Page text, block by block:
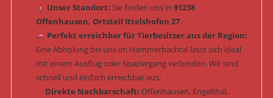
Unser Standort: Sie finden uns in 91238
Offenhausen, Ortsteil Ittelshofen 27.
Perfekt erreichbar für Tierbesitzer aus der Region:
Eine Abholung bei uns im Hammerbachtal lässt sich ideal
mit einem Ausflug oder Spaziergang verbinden. Wir sind
schnell und einfach erreichbar aus:
Direkte Nachbarschaft: Offenhausen, Engelthal,